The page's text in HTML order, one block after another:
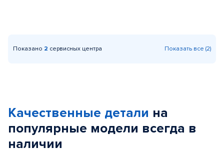
Показано 2 сервисных центра Показать все (2)
Качественные детали на
популярные модели всегда в
наличии